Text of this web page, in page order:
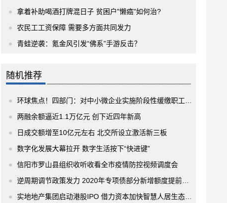
拿着补助喝酒打牌混日子 贫困户"懒癌"如何治?
农民工工资保障 需要多方面共同发力
青蛙逆袭：氪金风引发“佛系”手游反击？
随机推荐
环球焦点！四部门：对中小微企业实施阶段性缓缴职工医保单位缴费
两融余额逼近1.1万亿元 创下近四年新高
日成交额增至10亿元左右 北交所设立激活新三板
数字化发展大幕拉开 数字生活按下“快进键”
信阳市罗山县组织收听收看全市疫情防控视频调度会
逆周期调节政策发力 2020年专项债部分新增额度提前下达 规模最高可达1.29万亿元
实地地产集团启动港股IPO 借力资本加快智慧人居生态建设